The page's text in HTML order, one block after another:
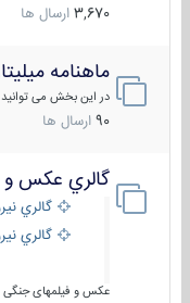
3,670 ارسال ها
ماهنامه
در این بخش می توانید
90 ارسال ها
گالري عكس و
گالري
گالري
عکس و فیلمهای جنگی